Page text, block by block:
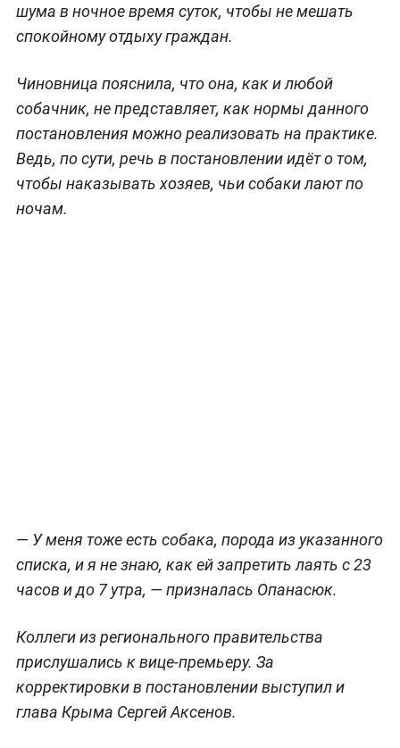
шума в ночное время суток, чтобы не мешать
спокойному отдыху граждан.
Чиновница пояснила, что она, как и любой
собачник, не представляет, как нормы данного
постановления можно реализовать на практике.
Ведь, по сути, речь в постановлении идёт о том,
чтобы наказывать хозяев, чьи собаки лают по
ночам.
— У меня тоже есть собака, порода из указанного
списка, и я не знаю, как ей запретить лаять с 23
часов и до 7 утра, — призналась Опанасюк.
Коллеги из регионального правительства
прислушались к вице-премьеру. За
корректировки в постановлении выступил и
глава Крыма Сергей Аксенов.